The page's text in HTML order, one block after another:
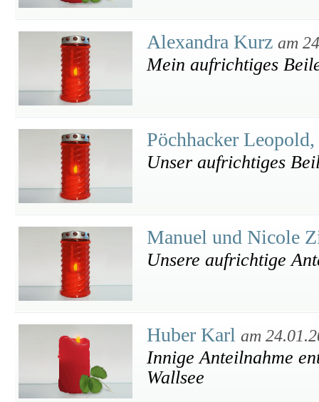
Alexandra Kurz am
Mein aufrichtiges
Pöchhacker
Unser aufrichtiges
Manuel und Nicole
Unsere aufrichtige
Huber Karl am
Innige Anteilnahme
Wallsee